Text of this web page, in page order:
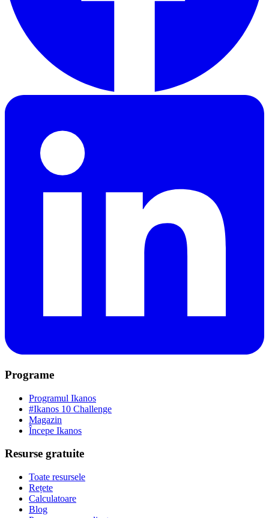
Programe
Programul Ikanos
#Ikanos 10 Challenge
Magazin
Începe Ikanos
Resurse gratuite
Toate resursele
Rețete
Calculatoare
Blog